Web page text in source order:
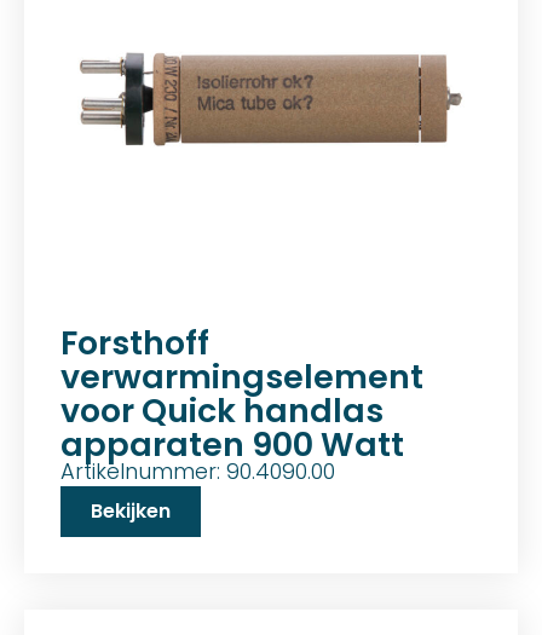
Forsthoff
verwarmingselement
voor Quick handlas
apparaten 900 Watt
Artikelnummer: 90.4090.00
Bekijken